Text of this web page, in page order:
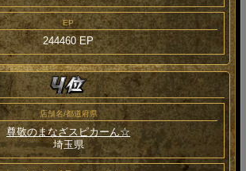
EP
244460 EP
店舗名/都道府県
尊敬のまなざスピカーん☆
埼玉県